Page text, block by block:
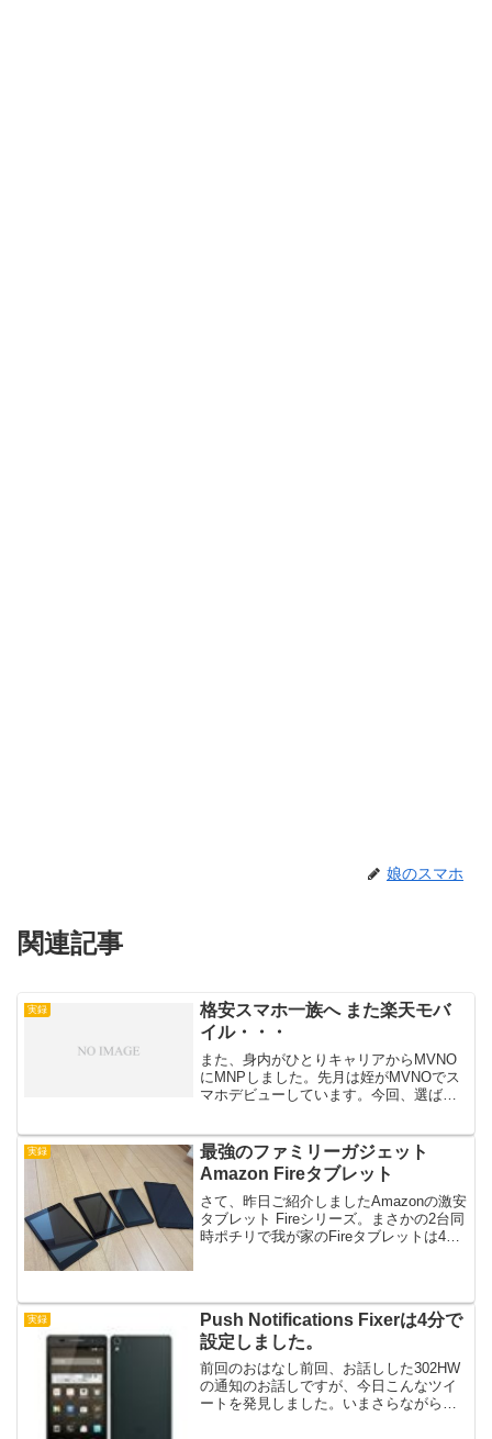
娘のスマホ
関連記事
実録
格安スマホ一族へ また楽天モバ
イル・・・
また、身内がひとりキャリアからMVNO
にMNPしました。先月は姪がMVNOでス
マホデビューしています。今回、選ばれ
にちょっと詳しい人は、あまりチョイス
しない「楽天モ...
実録
最強のファミリーガジェット
Amazon Fireタブレット
さて、昨日ご紹介しましたAmazonの激安
タブレット Fireシリーズ。まさかの2台同
時ポチリで我が家のFireタブレットは4台
実録
Push Notifications Fixerは4分で
設定しました。
前回のおはなし前回、お話しした302HW
の通知のお話しですが、今日こんなツイ
ートを発見しました。いまさらながらだ